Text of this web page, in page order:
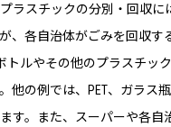
ラスチックの分別・回収に
、各自治体がごみを回収す
トルやその他のプラスチッ
他の例では、PET、ガラス
す。また、スーパーや各自